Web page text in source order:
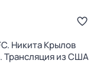
Никита Крылов
Трансляция из США